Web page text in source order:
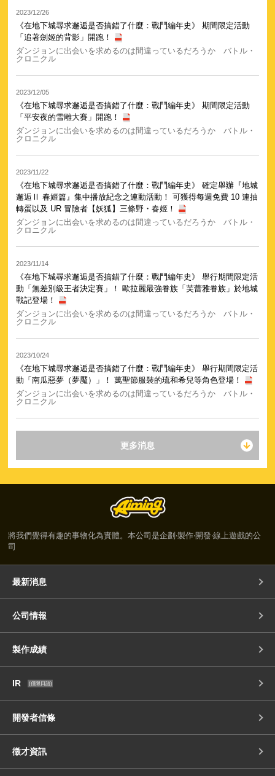
2023/12/26
《在地下城尋求邂逅是否搞錯了什麼：戰鬥編年史》 期間限定活動
「追著劍姬的背影」開跑！
ダンジョンに出会いを求めるのは間違っているだろうか バトル・
クロニクル
2023/12/05
《在地下城尋求邂逅是否搞錯了什麼：戰鬥編年史》 期間限定活動
「平安夜的雪雕大賽」開跑！
ダンジョンに出会いを求めるのは間違っているだろうか バトル・
クロニクル
2023/11/22
《在地下城尋求邂逅是否搞錯了什麼：戰鬥編年史》 確定舉辦『地城
邂逅Ⅱ 春姬篇』集中播放紀念之連動活動！ 可獲得每週免費 10 連抽
轉蛋以及 UR 冒險者【妖狐】三條野・春姬！
ダンジョンに出会いを求めるのは間違っているだろうか バトル・
クロニクル
2023/11/14
《在地下城尋求邂逅是否搞錯了什麼：戰鬥編年史》 舉行期間限定活
動「無差別級王者決定賽」！ 歐拉麗最強眷族「芙蕾雅眷族」於地城
戰記登場！
ダンジョンに出会いを求めるのは間違っているだろうか バトル・
クロニクル
2023/10/24
《在地下城尋求邂逅是否搞錯了什麼：戰鬥編年史》 舉行期間限定活
動「南瓜惡夢（夢魘）」！ 萬聖節服裝的琉和希兒等角色登場！
ダンジョンに出会いを求めるのは間違っているだろうか バトル・
クロニクル
更多消息
將我們覺得有趣的事物化為實體。本公司是企劃‧製作‧開發‧線上遊戲的公
司
最新消息
公司情報
製作成績
IR (僅限日語)
開發者信條
徵才資訊